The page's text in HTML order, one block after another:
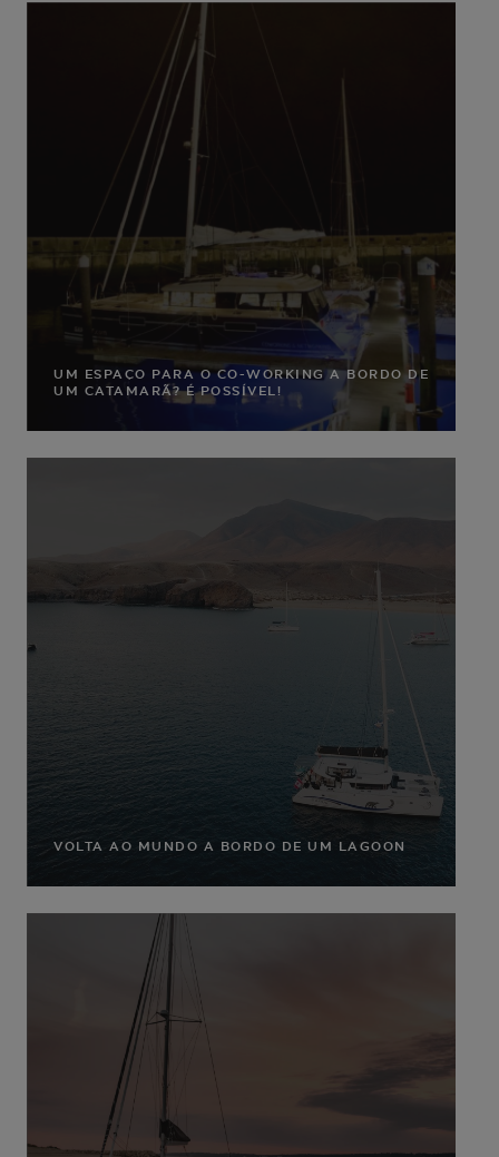
UM ESPAÇO PARA O CO-WORKING A BORDO DE
UM CATAMARÃ? É POSSÍVEL!
VOLTA AO MUNDO A BORDO DE UM LAGOON